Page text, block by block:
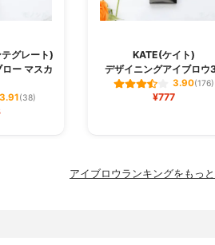
グレート)
ー マスカ
3.91(38)
KATE(ケイト)
デザイニングアイブロウ
3.90(176)
¥777
アイブロウランキングをもっ